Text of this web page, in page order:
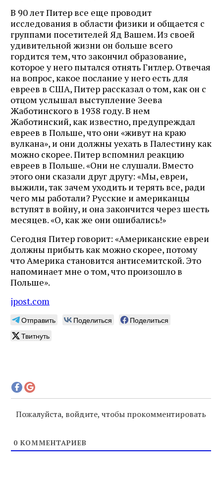
В 90 лет Питер все еще проводит
исследования в области физики и общается с
группами посетителей Яд Вашем. Из своей
удивительной жизни он больше всего
гордится тем, что закончил образование,
которое у него пытался отнять Гитлер. Отвечая
на вопрос, какое послание у него есть для
евреев в США, Питер рассказал о том, как он с
отцом услышал выступление Зеева
Жаботинского в 1938 году. В нем
Жаботинский, как известно, предупреждал
евреев в Польше, что они «живут на краю
вулкана», и они должны уехать в Палестину как
можно скорее. Питер вспомнил реакцию
евреев в Польше. «Они не слушали. Вместо
этого они сказали друг другу: «Мы, евреи,
выжили, так зачем уходить и терять все, ради
чего мы работали? Русские и американцы
вступят в войну, и она закончится через шесть
месяцев. «О, как же они ошибались!»
Сегодня Питер говорит: «Американские евреи
должны прибыть как можно скорее, потому
что Америка становится антисемитской. Это
напоминает мне о том, что произошло в
Польше».
jpost.com
Отправить Поделиться
Поделиться
Твитнуть
Пожалуйста, войдите, чтобы прокомментировать
0 КОММЕНТАРИЕВ
Подписаться